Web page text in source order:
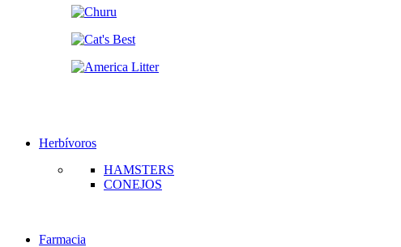
Herbívoros
HAMSTERS
CONEJOS
Farmacia